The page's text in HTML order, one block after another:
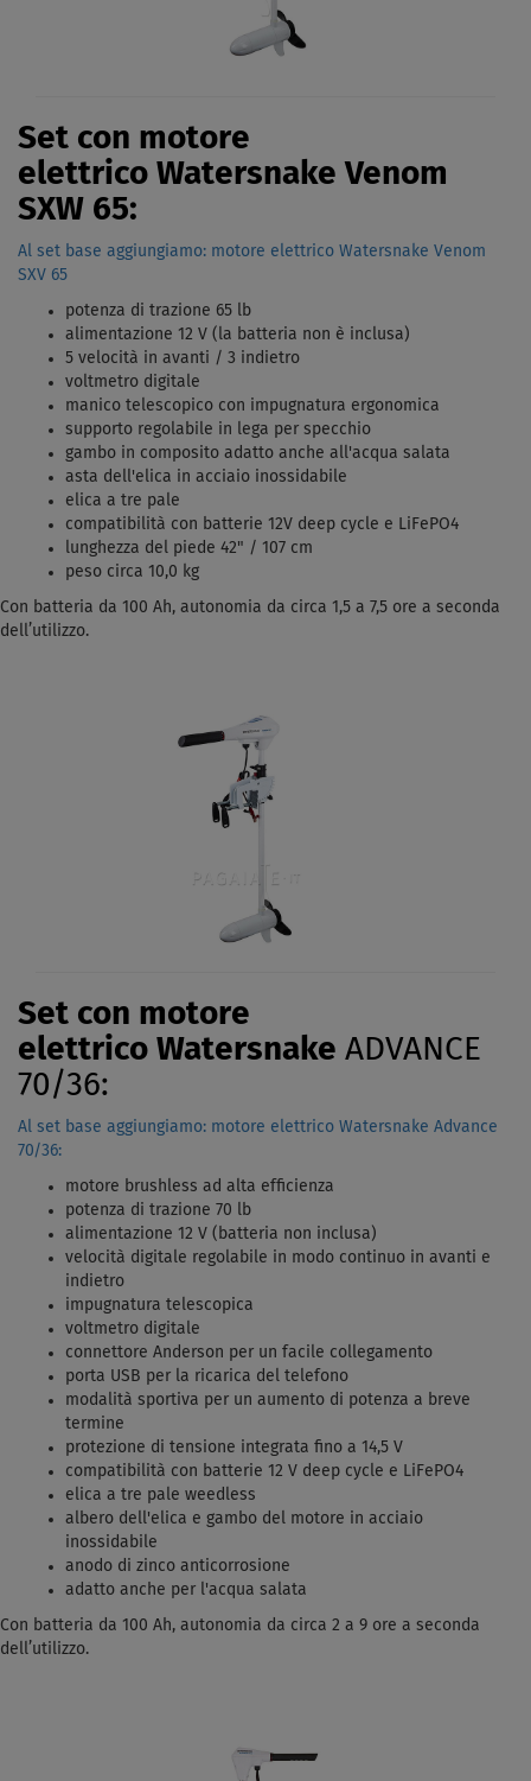
Set con motore
elettrico Watersnake Venom
SXW 65:
Al set base aggiungiamo: motore elettrico Watersnake Venom
SXV 65
potenza di trazione 65 lb
alimentazione 12 V (la batteria non è inclusa)
5 velocità in avanti / 3 indietro
voltmetro digitale
manico telescopico con impugnatura ergonomica
supporto regolabile in lega per specchio
gambo in composito adatto anche all'acqua salata
asta dell'elica in acciaio inossidabile
elica a tre pale
compatibilità con batterie 12V deep cycle e LiFePO4
lunghezza del piede 42" / 107 cm
peso circa 10,0 kg
Con batteria da 100 Ah, autonomia da circa 1,5 a 7,5 ore a seconda
dell’utilizzo.
Set con motore
elettrico Watersnake ADVANCE
70/36:
Al set base aggiungiamo: motore elettrico Watersnake Advance
70/36:
motore brushless ad alta efficienza
potenza di trazione 70 lb
alimentazione 12 V (batteria non inclusa)
velocità digitale regolabile in modo continuo in avanti e
indietro
impugnatura telescopica
voltmetro digitale
connettore Anderson per un facile collegamento
porta USB per la ricarica del telefono
modalità sportiva per un aumento di potenza a breve
termine
protezione di tensione integrata fino a 14,5 V
compatibilità con batterie 12 V deep cycle e LiFePO4
elica a tre pale weedless
albero dell'elica e gambo del motore in acciaio
inossidabile
anodo di zinco anticorrosione
adatto anche per l'acqua salata
Con batteria da 100 Ah, autonomia da circa 2 a 9 ore a seconda
dell’utilizzo.